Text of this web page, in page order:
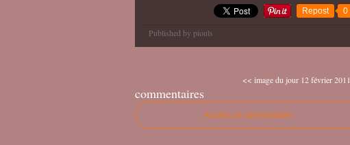
Repost 0
Published by piouls
<< image du jour 12 février 2011
commentaires
Ajouter un commentaire